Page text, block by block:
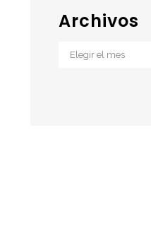
Archivos
Archivos